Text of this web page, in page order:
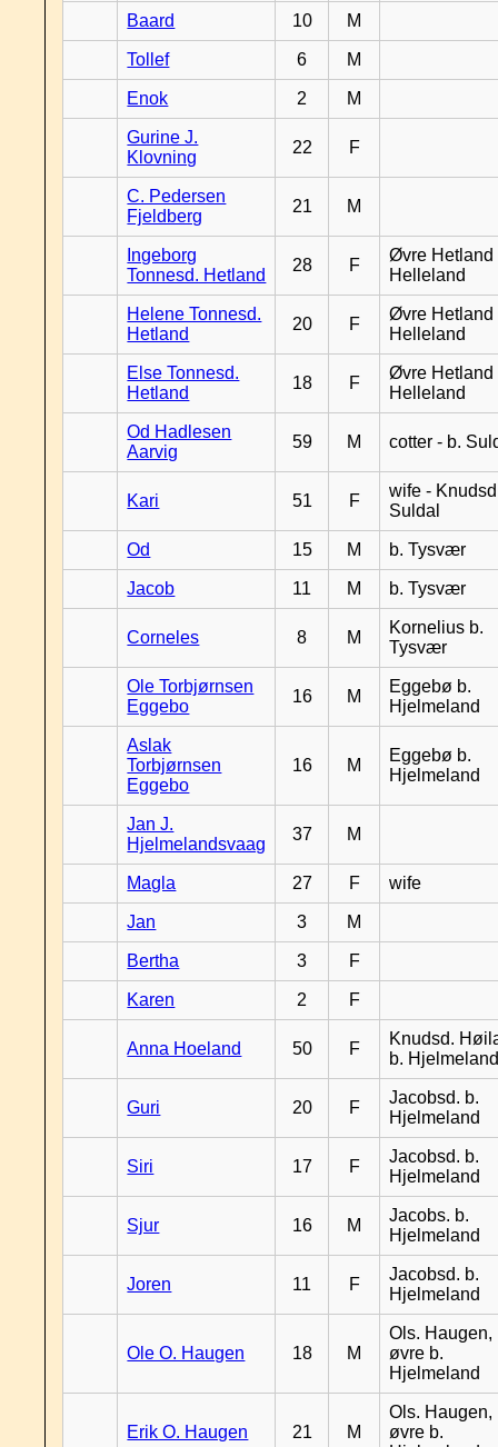
Baard 10 M
Tollef 6 M
Enok 2 M
Gurine J.
Klovning
22 F
C. Pedersen
Fjeldberg
21 M
Ingeborg
Tonnesd. Hetland
28 F
Øvre Hetland
Helleland
Helene Tonnesd.
Hetland
20 F
Øvre Hetland
Helleland
Else Tonnesd.
Hetland
18 F
Øvre Hetland
Helleland
Od Hadlesen
Aarvig
59 M cotter - b.
Kari 51 F
wife -
Suldal
Od 15 M b. Tysvær
Jacob 11 M b. Tysvær
Corneles 8 M
Kornelius b.
Tysvær
Ole Torbjørnsen
Eggebo
16 M
Eggebø b.
Hjelmeland
Aslak
Torbjørnsen
Eggebo
16 M
Eggebø b.
Hjelmeland
Jan J.
Hjelmelandsvaag
37 M
Magla 27 F wife
Jan 3 M
Bertha 3 F
Karen 2 F
Anna Hoeland 50 F
Knudsd.
b.
Guri 20 F
Jacobsd. b.
Hjelmeland
Siri 17 F
Jacobsd. b.
Hjelmeland
Sjur 16 M
Jacobs. b.
Hjelmeland
Joren 11 F
Jacobsd. b.
Hjelmeland
Ole O. Haugen 18 M
Ols. Haugen,
øvre b.
Hjelmeland
Erik O. Haugen 21 M
Ols. Haugen,
øvre b.